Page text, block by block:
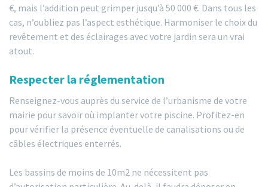
€, mais l’addition peut grimper jusqu’à 50 000 €. Dans tous les
cas, n’oubliez pas l’aspect esthétique. Harmoniser le choix du
revêtement et des éclairages avec votre jardin sera un vrai
atout.
Respecter la réglementation
Renseignez-vous auprès du service de l’urbanisme de votre
mairie pour savoir où implanter votre piscine. Profitez-en
pour vérifier la présence éventuelle de canalisations ou de
câbles électriques enterrés.
Les bassins de moins de 10m2 ne nécessitent pas